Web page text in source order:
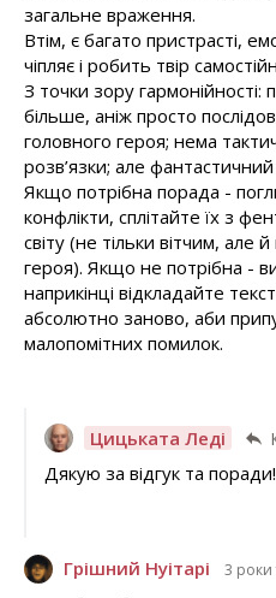
загальне враження.
Втім, є багато пристрасті,
чіпляє і робить твір
З точки зору гармонійності:
більше, аніж просто
головного героя; нема
розв’язки; але фантастичний
Якщо потрібна порада -
конфлікти, сплітайте їх з
світу (не тільки вітчим,
героя). Якщо не потрібна -
наприкінці відкладайте
абсолютно заново, аби
малопомітних помилок.
Цицьката Леді
Дякую за відгук та поради!
Грішний Нуітарі 3 роки